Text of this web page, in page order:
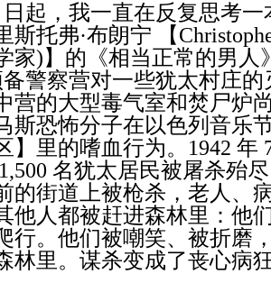
日起，我一直在反复思考
托弗·布朗宁 【
家)】的《相当正常的男人
备警察营对一些犹太村庄
营的大型毒气室和焚尸炉
斯恐怖分子在以色列音乐
】里的嗜血行为。1942 年
名犹太居民被屠杀殆
的街道上被枪杀，老人、
他人都被赶进森林里：他
行。他们被嘲笑、被折磨
林里。谋杀变成了丧心病